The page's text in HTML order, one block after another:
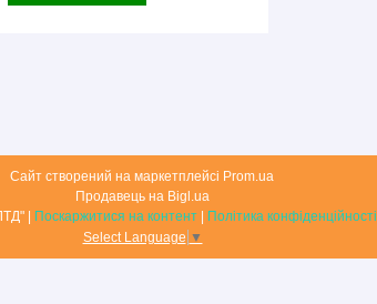
Сайт створений на маркетплейсі Prom.ua
Продавець на Bigl.ua
ТОВ "АРТОКС ЛТД" | Поскаржитися на контент | Політика конфіденційності
Select Language ▼